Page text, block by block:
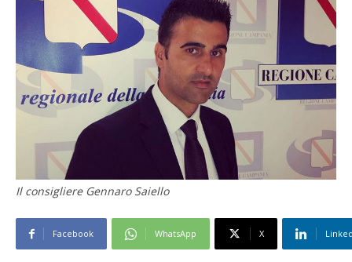
Il consigliere Gennaro Saiello
Facebook WhatsApp X